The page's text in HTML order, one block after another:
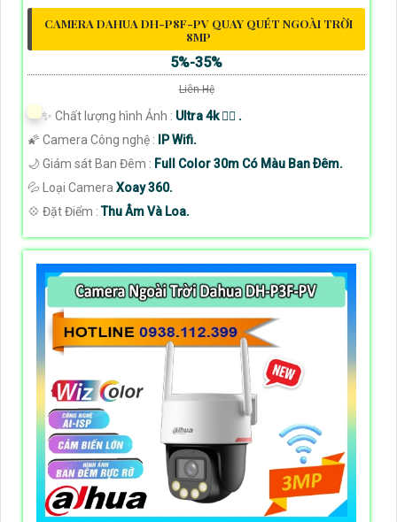
CAMERA DAHUA DH-P8F-PV QUAY QUÉT NGOÀI TRỜI
8MP
5%-35%
Liên Hệ
✨ Chất lượng hình Ảnh : Ultra 4k 👍🏾 .
🌠 Camera Công nghệ :
IP Wifi.
🌙 Giám sát Ban Đêm : Full Color 30m Có Màu Ban Ðêm.
💦 Loại Camera Xoay 360.
️💠 Đặt Điểm :Thu Âm Và Loa.